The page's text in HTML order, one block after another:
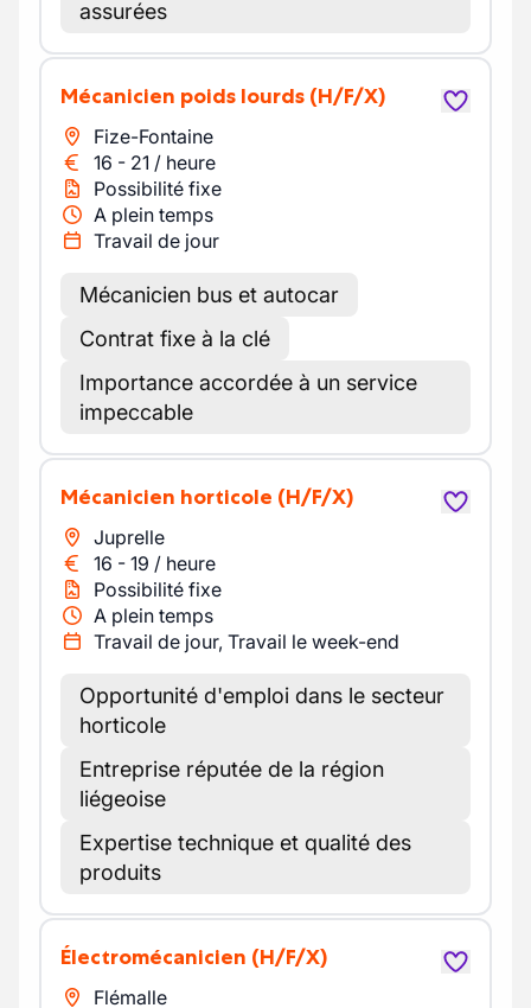
assurées
Mécanicien poids lourds (H/F/X)
Fize-Fontaine
16 - 21 / heure
Possibilité fixe
A plein temps
Travail de jour
Mécanicien bus et autocar
Contrat fixe à la clé
Importance accordée à un service
impeccable
Mécanicien horticole (H/F/X)
Juprelle
16 - 19 / heure
Possibilité fixe
A plein temps
Travail de jour, Travail le week-end
Opportunité d'emploi dans le secteur
horticole
Entreprise réputée de la région
liégeoise
Expertise technique et qualité des
produits
Électromécanicien (H/F/X)
Flémalle